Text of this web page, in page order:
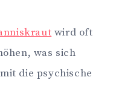
wird oft
was sich
die psychische